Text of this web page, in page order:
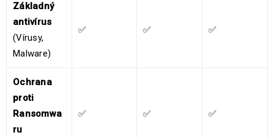
Základný
antivírus
(Vírusy,
Malware)
✅ ✅ ✅
Ochrana
proti
Ransomwa
ru
✅ ✅ ✅